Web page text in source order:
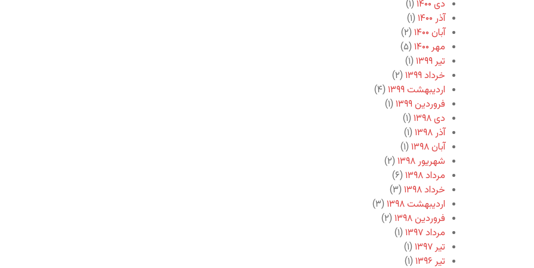
دی ۱۴۰۰
(۱)
آذر ۱۴۰۰
(۱)
آبان ۱۴۰۰
(۲)
مهر ۱۴۰۰
(۵)
تیر ۱۳۹۹
(۱)
خرداد ۱۳۹۹
(۲)
اردیبهشت ۱۳۹۹
(۴)
فروردین ۱۳۹۹
(۱)
دی ۱۳۹۸
(۱)
آذر ۱۳۹۸
(۱)
آبان ۱۳۹۸
(۱)
شهریور ۱۳۹۸
(۲)
مرداد ۱۳۹۸
(۶)
خرداد ۱۳۹۸
(۳)
اردیبهشت ۱۳۹۸
(۳)
فروردین ۱۳۹۸
(۲)
مرداد ۱۳۹۷
(۱)
تیر ۱۳۹۷
(۱)
تیر ۱۳۹۶
(۱)